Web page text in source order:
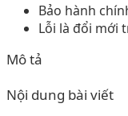
Bảo hành
Lỗi là đổi mới
Mô tả
Nội dung bài viết